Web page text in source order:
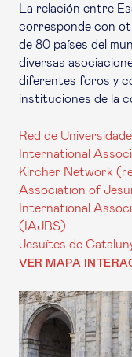
La relación entre
corresponde con
de 80 países del
diversas
diferentes foros y
instituciones de la
Red de
International
Kircher Network
Association of
International
(IAJBS)
Jesuïtes de
VER MAPA